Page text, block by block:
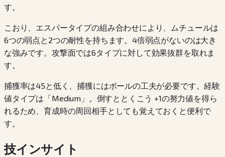
す。
こおり、エスパータイプの組み合わせにより、ムチュールは
6つの弱点と2つの耐性を持ちます。4倍弱点がないのは大き
な強みです。攻撃面では6タイプに対して効果抜群を取れま
す。
捕獲率は45と低く、捕獲にはボールの工夫が必要です。経験
値タイプは「Medium」。倒すととくこう +1の努力値を得ら
れるため、育成時の周回相手としても覚えておくと便利で
す。
技インサイト